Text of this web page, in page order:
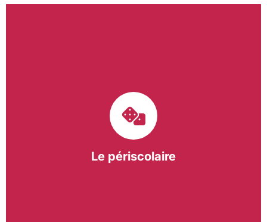
Le périscolaire
bergeracois. A travers les Temps d’Activités
Périscolaires (TAP) et les Pauses Méridiennes, nous
apportons une réponse adaptée et individualisée